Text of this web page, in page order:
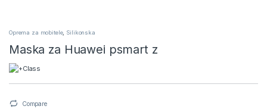
Oprema za mobitele, Silikonska
Maska za Huawei psmart z
Compare